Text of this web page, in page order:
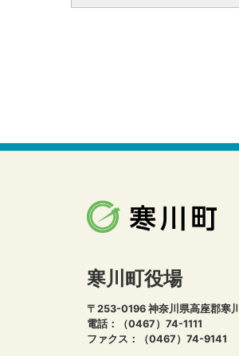
寒川町役場
〒253-0196 神奈川県高座郡寒
電話：（0467）74-1111
ファクス：（0467）74-9141